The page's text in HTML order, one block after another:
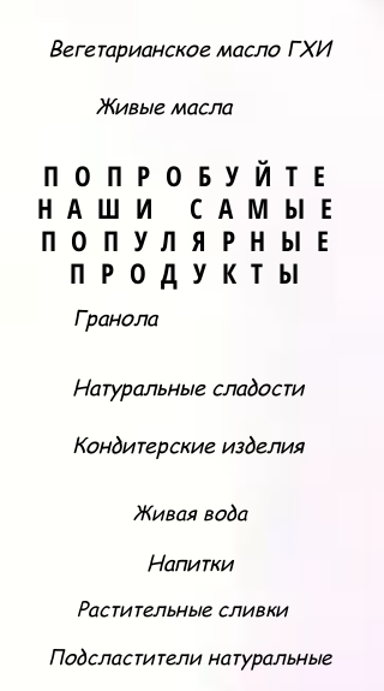
Вегетарианское масло ГХИ
Живые масла
ПОПРОБУЙТЕ
НАШИ САМЫЕ
ПОПУЛЯРНЫЕ
ПРОДУКТЫ
Гранола
Натуральные сладости
Кондитерские изделия
Живая вода
Напитки
Растительные сливки
Подсластители натуральные